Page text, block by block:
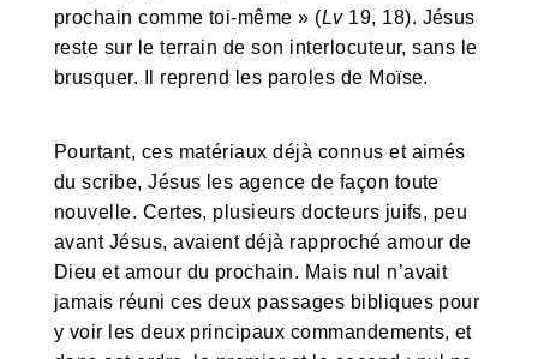
prochain comme toi-même » (Lv19, 18). Jésus
reste sur le terrain de son interlocuteur, sans le
brusquer. Il reprend les paroles de Moïse.
Pourtant, ces matériaux déjà connus et aimés
du scribe, Jésus les agence de façon toute
nouvelle. Certes, plusieurs docteurs juifs, peu
avant Jésus, avaient déjà rapproché amour de
Dieu et amour du prochain. Mais nul n’avait
jamais réuni ces deux passages bibliques pour
y voir les deux principaux commandements, et